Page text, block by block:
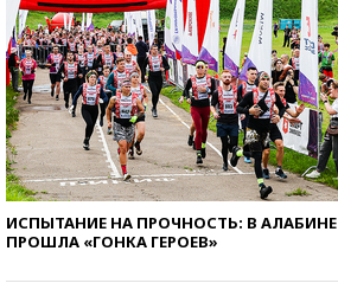
ИСПЫТАНИЕ НА ПРОЧНОСТЬ: В АЛАБИНЕ
ПРОШЛА «ГОНКА ГЕРОЕВ»